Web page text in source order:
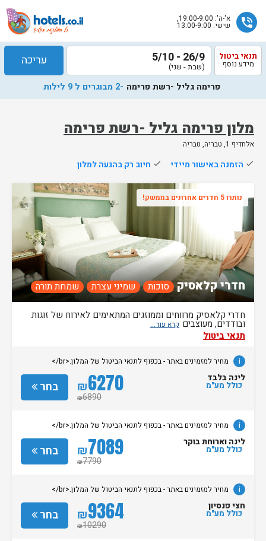
phone_in_talk א'-ה': 19:00-9:00,
שישי: 13:00-9:00
מלון פרימה גליל -רשת פרימה
אלחדיף 1, טבריה, טבריה
תנאי ביטול
מידע נוסף 26/9 - 5/10
(שבת - שני) עריכה
פרימה גליל -רשת פרימה -2 מבוגרים ל 9 לילות
done הזמנה באישור מיידי done חיוב רק בהגעה למלון
נותרו 5 חדרים אחרונים בממשק!
חדרי קלאסיק סוכות שמיני עצרת שמחת תורה
חדרי קלאסיק מרווחים וממוזגים המתאימים לאירוח של זוגות
ובודדים, מעוצבים
תנאי ביטול
i מחיר למזמינים באתר - בכפוף לתנאי הביטול של המלון.<br/>
בחר ₪6270
₪6890
לינה בלבד
כולל מע"מ
i מחיר למזמינים באתר - בכפוף לתנאי הביטול של המלון.<br/>
בחר ₪7089
₪7790
לינה וארוחת בוקר
כולל מע"מ
i מחיר למזמינים באתר - בכפוף לתנאי הביטול של המלון.<br/>
בחר ₪9364
₪10290
חצי פנסיון
כולל מע"מ
שלח
יחזור